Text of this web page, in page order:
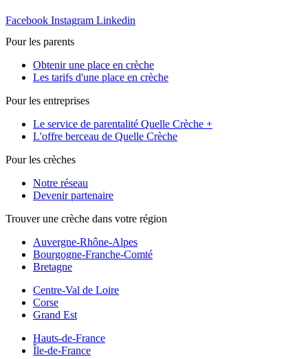
Facebook Instagram Linkedin
Pour les parents
Obtenir une place en crèche
Les tarifs d'une place en crèche
Pour les entreprises
Le service de parentalité Quelle Crèche +
L'offre berceau de Quelle Crèche
Pour les crèches
Notre réseau
Devenir partenaire
Trouver une crèche dans votre région
Auvergne-Rhône-Alpes
Bourgogne-Franche-Comté
Bretagne
Centre-Val de Loire
Corse
Grand Est
Hauts-de-France
Île-de-France